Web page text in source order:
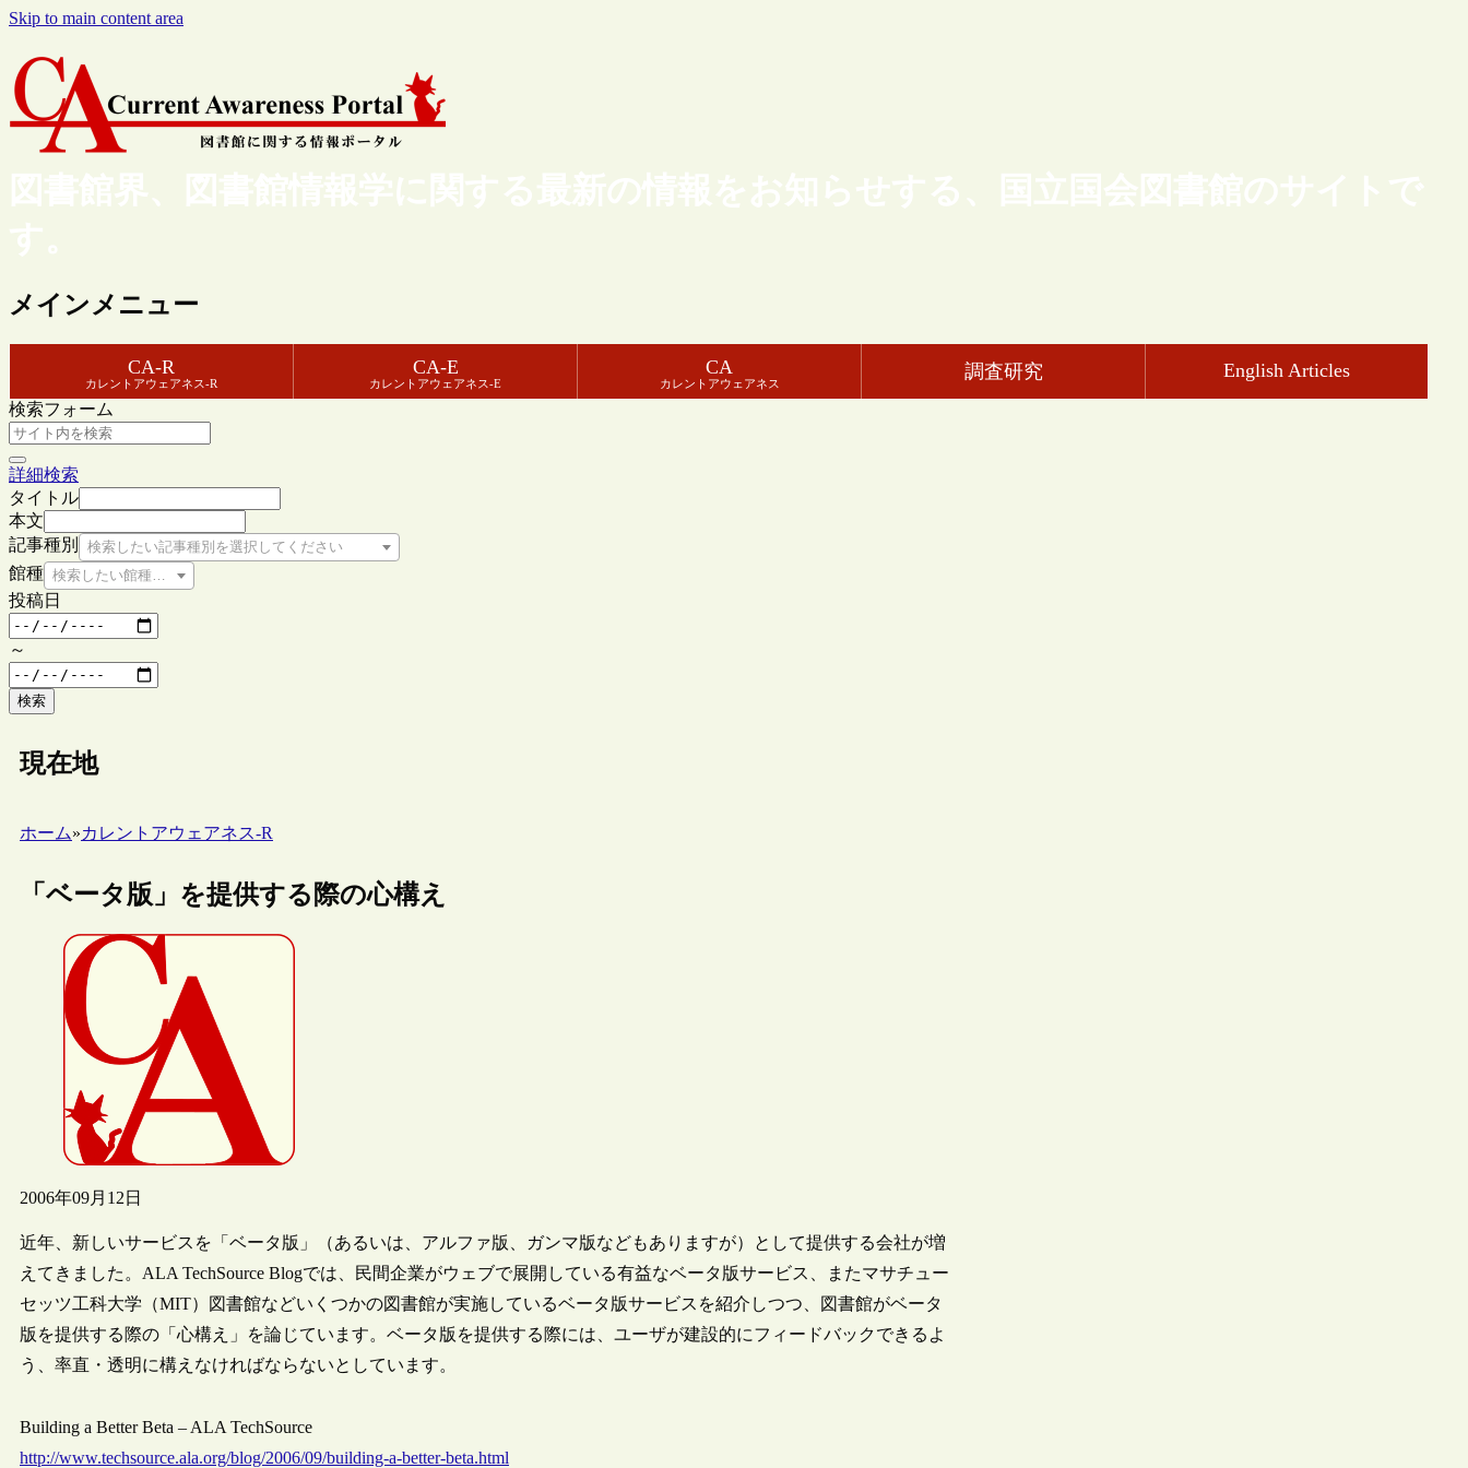
Skip to main content area
図書館界、図書館情報学に関する最新の情報をお知らせする、国立国会図書館のサイトで
す。
メインメニュー
CA-R
カレントアウェアネス-R
CA-E
カレントアウェアネス-E
CA
カレントアウェアネス
調査研究 English Articles
検索フォーム
詳細検索
タイトル
本文
記事種別
検索したい記事種別を選択してください
館種 検索したい館種を選択してください
投稿日
～
検索
現在地
ホーム»カレントアウェアネス-R
「ベータ版」を提供する際の心構え
2006年09月12日
近年、新しいサービスを「ベータ版」（あるいは、アルファ版、ガンマ版などもありますが）として提供する会社が増
えてきました。ALA TechSource Blogでは、民間企業がウェブで展開している有益なベータ版サービス、またマサチュー
セッツ工科大学（MIT）図書館などいくつかの図書館が実施しているベータ版サービスを紹介しつつ、図書館がベータ
版を提供する際の「心構え」を論じています。ベータ版を提供する際には、ユーザが建設的にフィードバックできるよ
う、率直・透明に構えなければならないとしています。
Building a Better Beta – ALA TechSource
http://www.techsource.ala.org/blog/2006/09/building-a-better-beta.html